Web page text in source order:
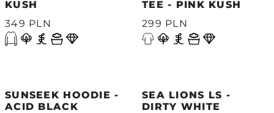
KUSH
349 PLN
TEE - PINK KUSH
299 PLN
SUNSEEK HOODIE -
ACID BLACK
SEA LIONS LS -
DIRTY WHITE